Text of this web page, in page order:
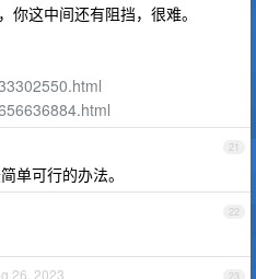
你这中间还有阻挡，很难。
21
单可行的办法。
22
23
26, 2023